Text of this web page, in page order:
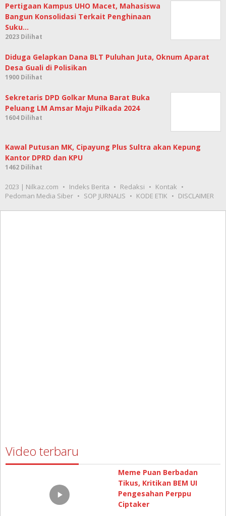
Pertigaan Kampus UHO Macet, Mahasiswa
Bangun Konsolidasi Terkait Penghinaan
Suku…
2023 Dilihat
Diduga Gelapkan Dana BLT Puluhan Juta, Oknum Aparat
Desa Guali di Polisikan
1900 Dilihat
Sekretaris DPD Golkar Muna Barat Buka
Peluang LM Amsar Maju Pilkada 2024
1604 Dilihat
Kawal Putusan MK, Cipayung Plus Sultra akan Kepung
Kantor DPRD dan KPU
1462 Dilihat
2023 | Nilkaz.com Indeks Berita Redaksi
Kontak
Pedoman Media Siber
SOP JURNALIS KODE ETIK DISCLAIMER
Video terbaru
Meme Puan Berbadan
Tikus, Kritikan BEM UI
Pengesahan Perppu
Ciptaker